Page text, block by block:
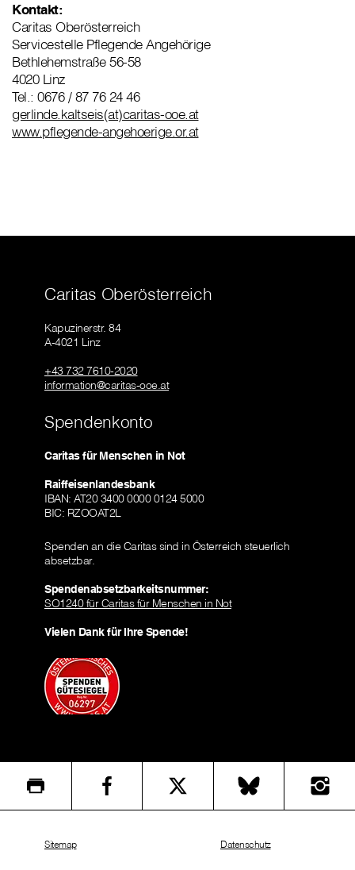
Kontakt:
Caritas Oberösterreich
Servicestelle Pflegende Angehörige
Bethlehemstraße 56-58
4020 Linz
Tel.: 0676 / 87 76 24 46
gerlinde.kaltseis(at)caritas-ooe.at
www.pflegende-angehoerige.or.at
Caritas Oberösterreich
Kapuzinerstr. 84
A-4021 Linz
+43 732 7610-2020
information@caritas-ooe.at
Spendenkonto
Caritas für Menschen in Not
Raiffeisenlandesbank
IBAN: AT20 3400 0000 0124 5000
BIC: RZOOAT2L
Spenden an die Caritas sind in Österreich steuerlich
absetzbar.
Spendenabsetzbarkeitsnummer:
SO1240 für Caritas für Menschen in Not
Vielen Dank für Ihre Spende!
Sitemap Datenschutz